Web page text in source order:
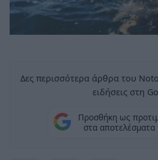
Δες περισσότερα άρθρα του
ειδήσεις στη
Προσθήκη ως
στα αποτελέσματα